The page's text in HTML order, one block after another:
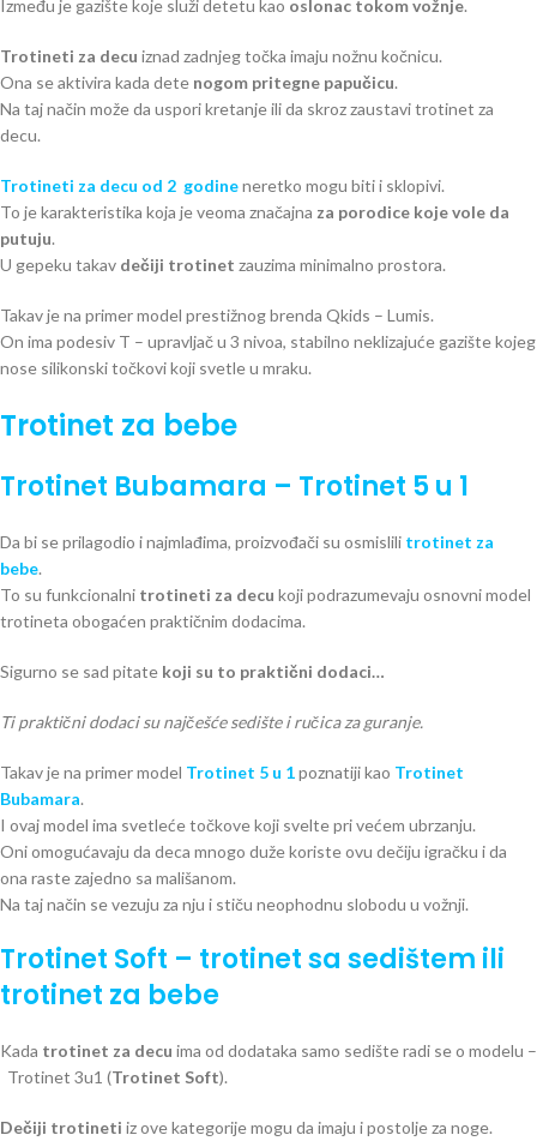
Između je gazište koje služi detetu kao oslonac tokom vožnje.
Trotineti za decu iznad zadnjeg točka imaju nožnu kočnicu.
Ona se aktivira kada dete nogom pritegne papučicu.
Na taj način može da uspori kretanje ili da skroz zaustavi trotinet za
decu.
Trotineti za decu od 2 godineneretko mogu biti i sklopivi.
To je karakteristika koja je veoma značajna za porodice koje vole da
putuju.
U gepeku takav dečiji trotinet zauzima minimalno prostora.
Takav je na primer model prestižnog brenda Qkids – Lumis.
On ima podesiv T – upravljač u 3 nivoa, stabilno neklizajuće gazište kojeg
nose silikonski točkovi koji svetle u mraku.
Trotinet za bebe
Trotinet Bubamara – Trotinet 5 u 1
Da bi se prilagodio i najmlađima, proizvođači su osmislili trotinet za
bebe.
To su funkcionalni trotineti za decu koji podrazumevaju osnovni model
trotineta obogaćen praktičnim dodacima.
Sigurno se sad pitate koji su to praktični dodaci…
Ti praktični dodaci su najčešće sedište i ručica za guranje.
Takav je na primer model Trotinet 5 u 1poznatiji kao Trotinet
Bubamara.
I ovaj model ima svetleće točkove koji svelte pri većem ubrzanju.
Oni omogućavaju da deca mnogo duže koriste ovu dečiju igračku i da
ona raste zajedno sa mališanom.
Na taj način se vezuju za nju i stiču neophodnu slobodu u vožnji.
Trotinet Soft – trotinet sa sedištem ili
trotinet za bebe
Kada trotinet za decu ima od dodataka samo sedište radi se o modelu –
Trotinet 3u1 (Trotinet Soft).
Dečiji trotineti iz ove kategorije mogu da imaju i postolje za noge.